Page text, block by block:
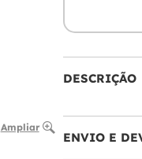
Ampliar
DESCRIÇÃO
ENVIO E